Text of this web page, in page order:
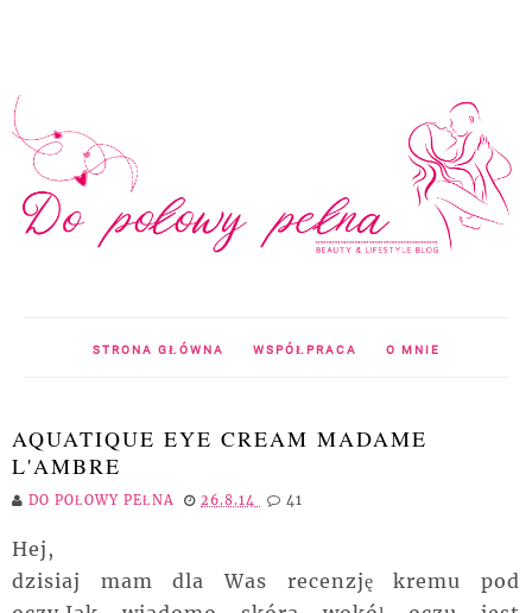
STRONA GŁÓWNA WSPÓŁPRACA O MNIE
AQUATIQUE EYE CREAM MADAME
L'AMBRE
DO POŁOWY PEŁNA 26.8.14 41
Hej,
dzisiaj mam dla Was recenzję kremu pod